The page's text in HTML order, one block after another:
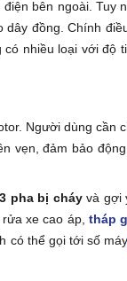
bên ngoài. Tuy
đồng. Chính
nhiều loại với độ
Người dùng cần
vẹn, đảm bảo
pha bị cháyvà gợi
xe cao áp, tháp
có thể gọi tới số